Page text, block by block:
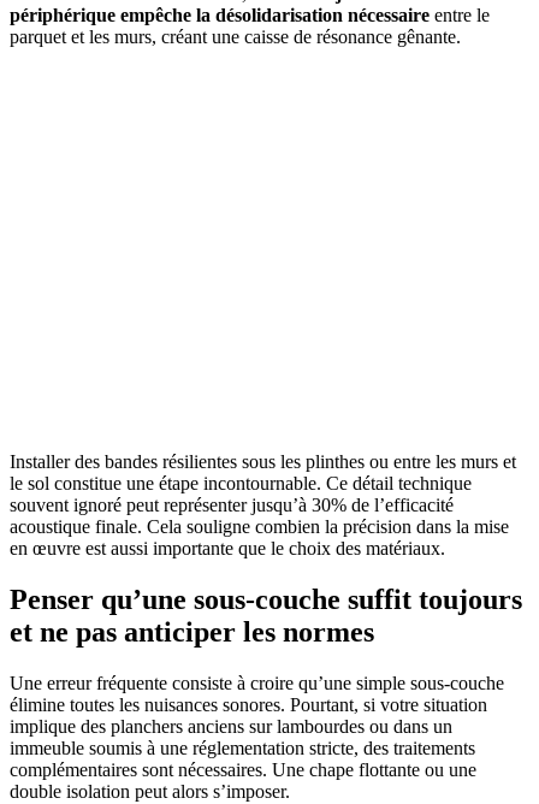
périphérique empêche la désolidarisation nécessaire entre le
parquet et les murs, créant une caisse de résonance gênante.
Installer des bandes résilientes sous les plinthes ou entre les murs et
le sol constitue une étape incontournable. Ce détail technique
souvent ignoré peut représenter jusqu’à 30% de l’efficacité
acoustique finale. Cela souligne combien la précision dans la mise
en œuvre est aussi importante que le choix des matériaux.
Penser qu’une sous-couche suffit toujours
et ne pas anticiper les normes
Une erreur fréquente consiste à croire qu’une simple sous-couche
élimine toutes les nuisances sonores. Pourtant, si votre situation
implique des planchers anciens sur lambourdes ou dans un
immeuble soumis à une réglementation stricte, des traitements
complémentaires sont nécessaires. Une chape flottante ou une
double isolation peut alors s’imposer.